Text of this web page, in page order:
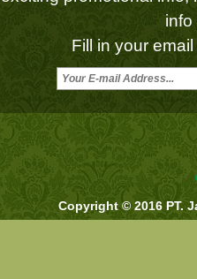
info
Fill in your
Copyright © 2016 PT.